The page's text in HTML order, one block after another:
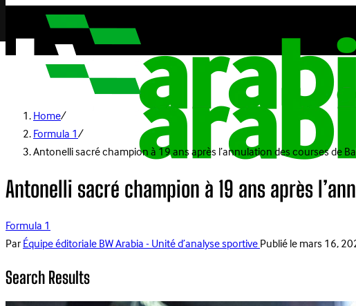
Home/
Formula 1/
Antonelli sacré champion à 19 ans après l’annulation des courses de
Antonelli sacré champion à 19 ans après
Formula 1
ParÉquipe éditoriale BW Arabia - Unité d’analyse sportivePublié lemars 16,
Search Results